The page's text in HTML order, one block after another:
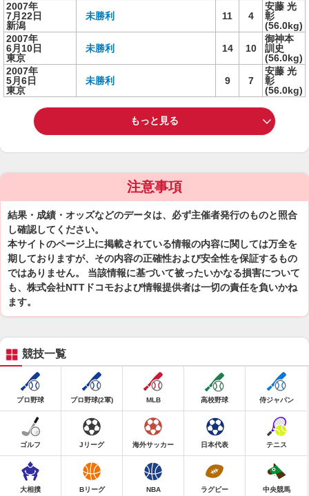
2007年
7月22日
新潟
未勝利 11 4
安藤 光
彰
(56.0kg)
2007年
6月10日
東京
未勝利 14 10
御神本
訓史
(56.0kg)
2007年
5月6日
東京
未勝利 9 7
安藤 光
彰
(56.0kg)
もっと見る
注意事項
結果・成績・オッズなどのデータは、必ず主催者発行のものと照合
し確認してください。
本サイトのページ上に掲載されている情報の内容に関しては万全を
期しておりますが、その内容の正確性および安全性を保証するもの
ではありません。 当該情報に基づいて被ったいかなる損害について
も、株式会社NTTドコモおよび情報提供者は一切の責任を負いかね
ます。
競技一覧
プロ野球 プロ野球(2軍) MLB 高校野球 侍ジャパン
ゴルフ Jリーグ 海外サッカー 日本代表 テニス
大相撲 Bリーグ NBA ラグビー 中央競馬